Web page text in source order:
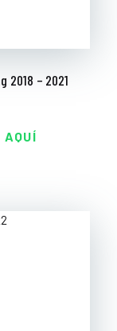
2018 – 2021
AQUÍ